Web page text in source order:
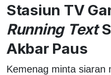
Stasiun TV
Running Text
Akbar Paus
Kemenag minta siaran